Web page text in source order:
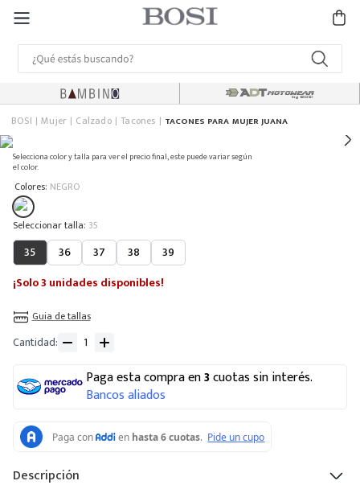
BOSI Mujer Calzado Tacones TACONES PARA MUJER JUANA
Selecciona color y talla para ver el precio final, este puede variar según
el color.
Colores: NEGRO
: 35
35 36 37 38
39
¡Solo 3 unidades disponibles!
Guia de tallas
Cantidad
Paga esta compra en3cuotas sin interés.
Bancos aliados
Descripción